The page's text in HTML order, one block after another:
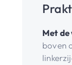
Met de
boven